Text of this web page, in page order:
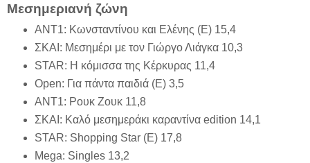
Μεσημεριανή ζώνη
ΑΝΤ1: Κωνσταντίνου και Ελένης (Ε) 15,4
ΣΚΑΙ: Μεσημέρι με τον Γιώργο Λιάγκα 10,3
STAR: Η κόμισσα της Κέρκυρας 11,4
Open: Για πάντα παιδιά (Ε) 3,5
ΑΝΤ1: Ρουκ Ζουκ 11,8
ΣΚΑΙ: Καλό μεσημεράκι καραντίνα edition 14,1
STAR: Shopping Star (E) 17,8
Mega: Singles 13,2